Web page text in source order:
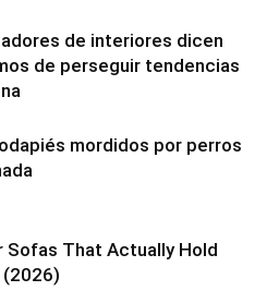
de interiores dicen
de perseguir tendencias
mordidos por perros
Sofas That Actually Hold